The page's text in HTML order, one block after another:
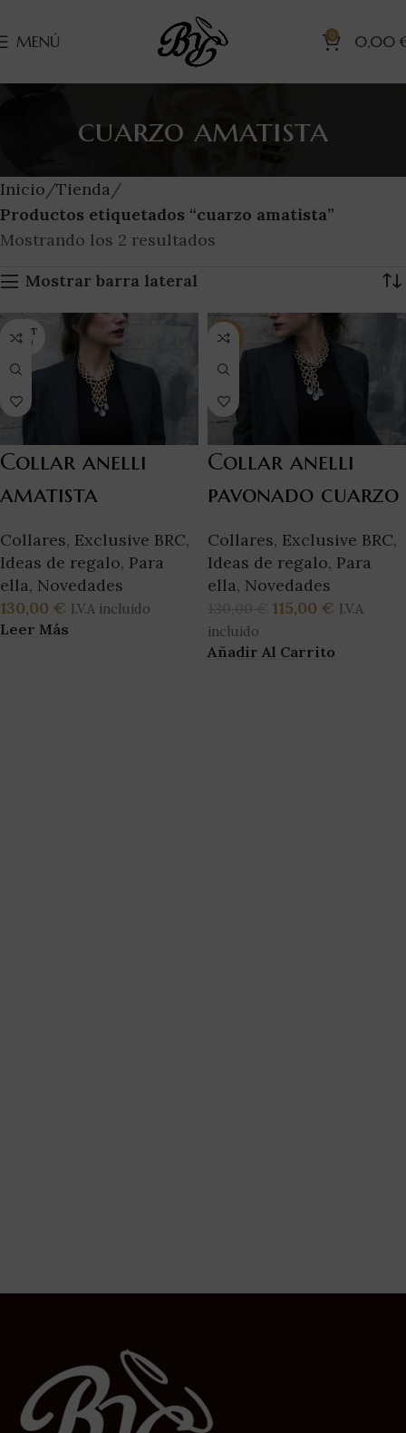
MENÚ 0 0,00
cuarzo amatista
Inicio Tienda
Productos etiquetados “cuarzo amatista”
Mostrando los 2 resultados
Mostrar barra lateral
AGOT
ADO
Collar anelli
amatista
Collares, Exclusive BRC,
Ideas de regalo, Para
ella, Novedades
130,00 € I.V.A incluido
Leer Más
-12%
Collar anelli
pavonado cuarzo
Collares, Exclusive BRC,
Ideas de regalo, Para
ella, Novedades
115,00 € I.V.A
incluido
Añadir Al Carrito